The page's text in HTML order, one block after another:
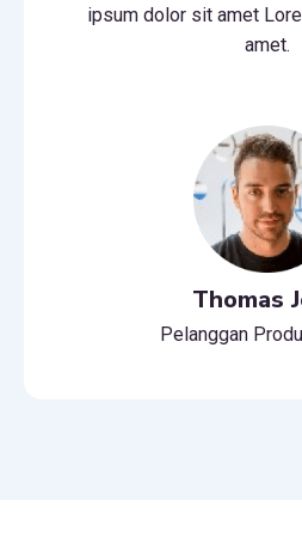
ipsum dolor sit amet
amet.
Thomas
Pelanggan